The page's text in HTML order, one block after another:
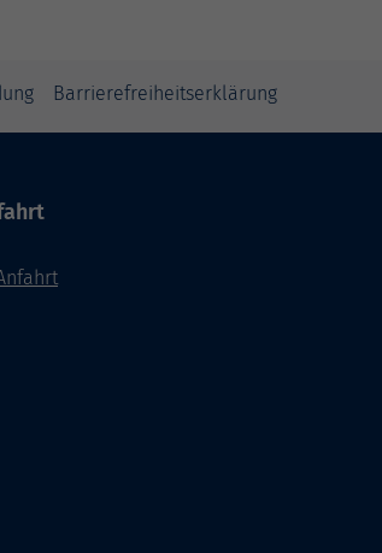
Barrierefreiheitserklärung